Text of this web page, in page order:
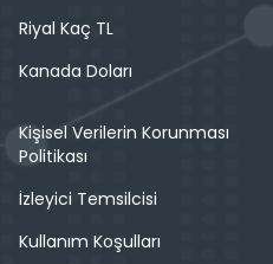
Riyal Kaç TL
Kanada Doları
Kişisel Verilerin Korunması
Politikası
İzleyici Temsilcisi
Kullanım Koşulları